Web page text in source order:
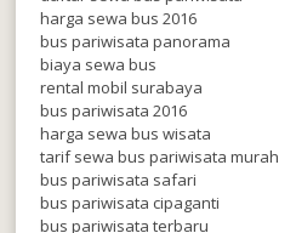
harga sewa bus 2016
bus pariwisata panorama
biaya sewa bus
rental mobil surabaya
bus pariwisata 2016
harga sewa bus wisata
tarif sewa bus pariwisata murah
bus pariwisata safari
bus pariwisata cipaganti
bus pariwisata terbaru